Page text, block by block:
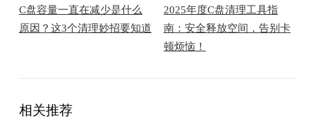
C盘容量一直在减少是什么
原因？这3个清理妙招要知道
2025年度C盘清理工具指
南：安全释放空间，告别卡
顿烦恼！
相关推荐